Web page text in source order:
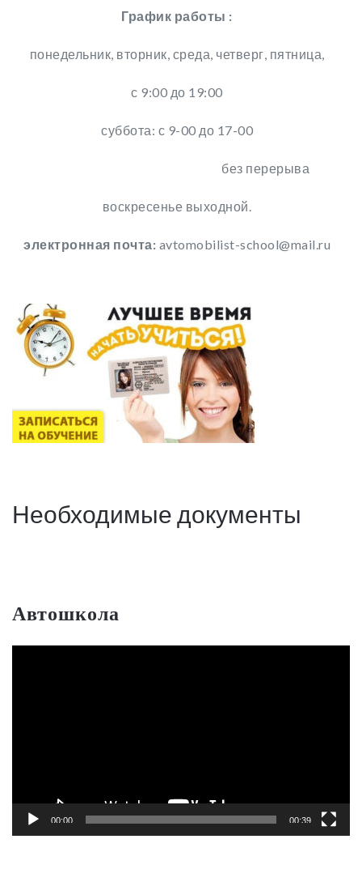
График работы :
понедельник, вторник, среда, четверг, пятница,
с 9:00 до 19:00
суббота: с 9-00 до 17-00
без перерыва
воскресенье выходной.
электронная почта: avtomobilist-school@mail.ru
Необходимые документы
Автошкола
00:00 00:39